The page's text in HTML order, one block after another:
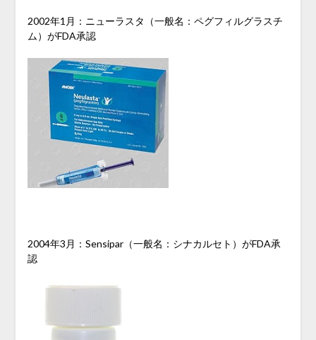
2002年1月：ニューラスタ（一般名：ペグフィルグラスチ
ム）がFDA承認
2004年3月：Sensipar（一般名：シナカルセト）がFDA承
認